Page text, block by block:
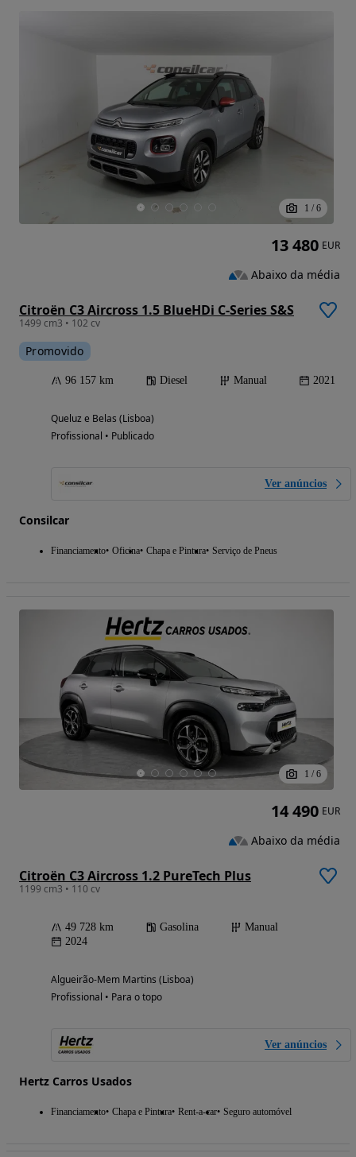
1 / 6
Citroën C3 Aircross 1.5 BlueHDi C-Series S&S
1499 cm3 • 102 cv
Promovido
96 157 km Diesel Manual 2021
Queluz e Belas (Lisboa)
Profissional • Publicado
Ver anúncios
Consilcar
Financiamento Oficina Chapa e Pintura Serviço de Pneus
13 480 EUR
Abaixo da média
1 / 6
Citroën C3 Aircross 1.2 PureTech Plus
1199 cm3 • 110 cv
49 728 km Gasolina
Manual
2024
Algueirão-Mem Martins (Lisboa)
Profissional • Para o topo
Ver anúncios
Hertz Carros Usados
Financiamento Chapa e Pintura Rent-a-car Seguro automóvel
14 490 EUR
Abaixo da média